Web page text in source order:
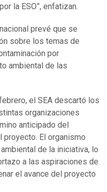
la ESO”, enfatizan.
prevé que se
sobre los temas de
por
ambiental de las
el SEA descartó los
organizaciones
anticipado del
El organismo
de la iniciativa, lo
a las aspiraciones de
el avance del proyecto